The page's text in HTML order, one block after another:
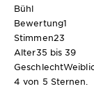
Bühl
Bewertung1
Stimmen23
Alter35 bis 39
Geschlecht
4 von 5 Sternen.